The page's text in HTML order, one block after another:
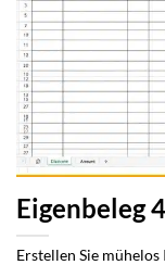
Eigenbeleg 4
Erstellen Sie